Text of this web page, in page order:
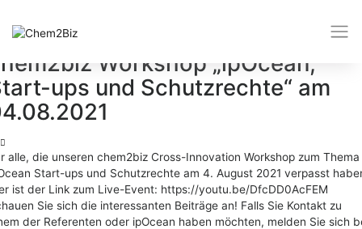
Workshop „ipOcean,
ups und Schutzrechte“ am
alle, die unseren chem2biz Cross-Innovation Workshop zum Thema
Start-ups und Schutzrechte am 4. August 2021 verpasst
ist der Link zum Live-Event: https://youtu.be/DfcDD0AcFEM
Sie sich die interessanten Beiträge an! Falls Sie Kontakt zu
der Referenten oder ipOcean haben möchten, melden Sie sich